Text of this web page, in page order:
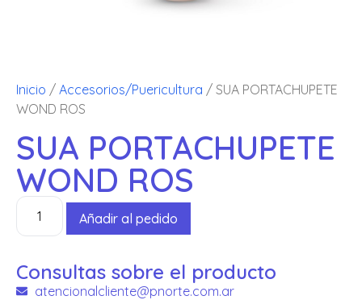
Inicio / Accesorios/Puericultura / SUA PORTACHUPETE
WOND ROS
SUA PORTACHUPETE
WOND ROS
Añadir al pedido
Consultas sobre el producto
atencionalcliente@pnorte.com.ar